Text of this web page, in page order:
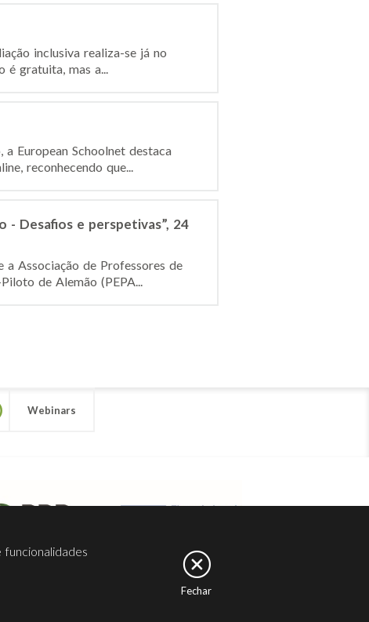
inclusiva realiza-se já no
é gratuita, mas a...
European Schoolnet destaca
reconhecendo que...
Desafios e perspetivas”, 24
Associação de Professores de
de Alemão (PEPA...
Webinars
Fechar